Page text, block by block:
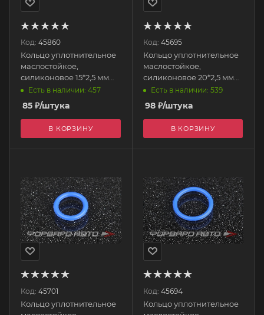
Код: 45860
Кольцо уплотнительное
маслостойкое,
силиконовое 15*2,5 мм
AUTOBAHN88
Есть в наличии: 457
85 ₽/штука
В КОРЗИНУ
Код: 45695
Кольцо уплотнительное
маслостойкое,
силиконовое 20*2,5 мм
AUTOBAHN88
Есть в наличии: 539
98₽/штука
В КОРЗИНУ
Код: 45701
Кольцо уплотнительное
Код: 45694
Кольцо уплотнительное